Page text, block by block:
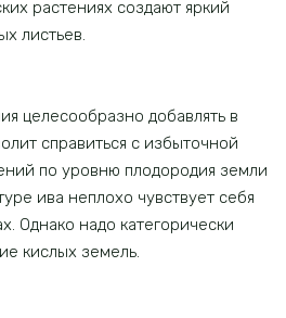
растениях создают яркий
листьев.
целесообразно добавлять в
справиться с избыточной
по уровню плодородия земли
ива неплохо чувствует себя
Однако надо категорически
кислых земель.